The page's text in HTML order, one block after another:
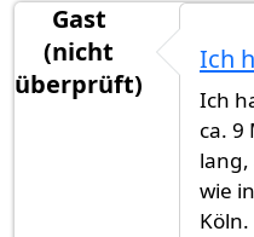
Gast
(nicht
überprüft)
Ich
Ich
ca. 9
lang,
wie
Köln.